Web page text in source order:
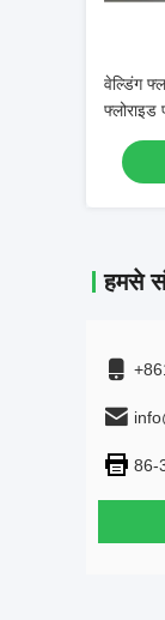
वेल्डिंग
फ्लोराइड
हमसे
86-